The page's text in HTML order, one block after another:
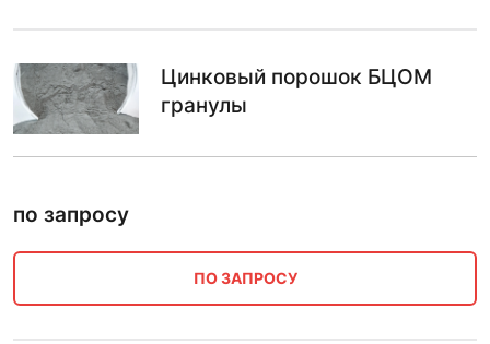
Цинковый порошок БЦОМ
гранулы
по запросу
ПО ЗАПРОСУ